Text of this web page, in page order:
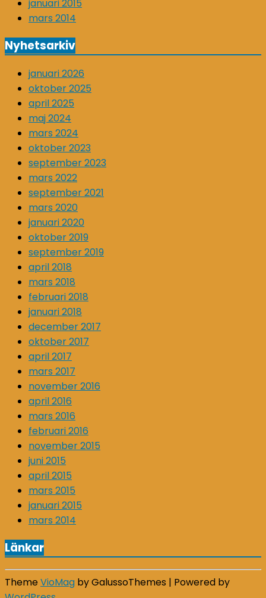
januari 2015
mars 2014
Nyhetsarkiv
januari 2026
oktober 2025
april 2025
maj 2024
mars 2024
oktober 2023
september 2023
mars 2022
september 2021
mars 2020
januari 2020
oktober 2019
september 2019
april 2018
mars 2018
februari 2018
januari 2018
december 2017
oktober 2017
april 2017
mars 2017
november 2016
april 2016
mars 2016
februari 2016
november 2015
juni 2015
april 2015
mars 2015
januari 2015
mars 2014
Länkar
ThemeVioMag by GalussoThemes | Powered by